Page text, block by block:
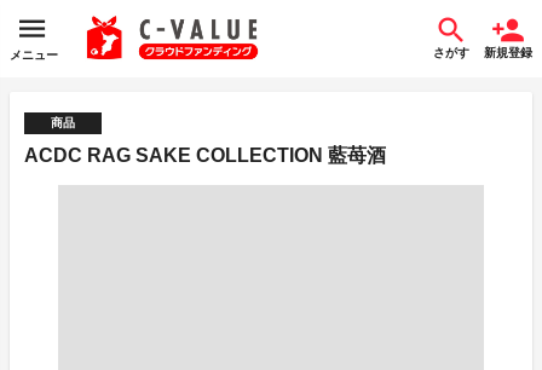
メニュー さがす 新規登録
商品
ACDC RAG SAKE COLLECTION 藍苺酒